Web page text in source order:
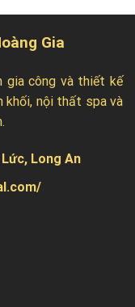
Gia
gia công và thiết kế
khối, nội thất spa và
Long An